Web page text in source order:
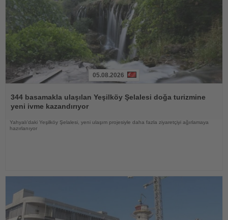
Oku
05.08.2026
344 basamakla ulaşılan Yeşilköy Şelalesi doğa turizmine
yeni ivme kazandırıyor
Yahyalı'daki Yeşilköy Şelalesi, yeni ulaşım projesiyle daha fazla ziyaretçiyi ağırlamaya
hazırlanıyor